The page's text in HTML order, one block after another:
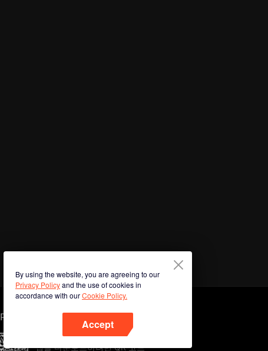
By using the website, you are agreeing to our
Privacy Policyand the use of cookies in
accordance with ourCookie Policy.
Accept
Phone
앱을 다운로드하려면 QR 코드